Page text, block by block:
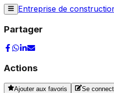
Entreprise de
Partager
Actions
Ajouter aux favoris Se